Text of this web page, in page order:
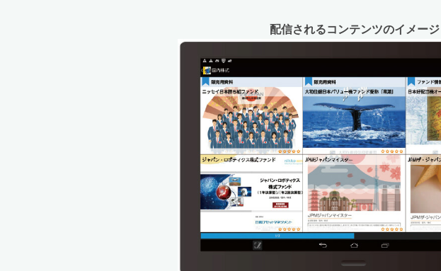
配信されるコンテンツのイメージ